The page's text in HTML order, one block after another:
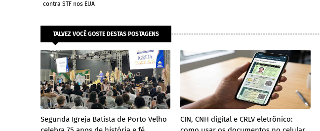
contra STF nos EUA
TALVEZ VOCÊ GOSTE DESTAS POSTAGENS
Segunda Igreja Batista de Porto Velho
CIN, CNH digital e CRLV eletrônico: